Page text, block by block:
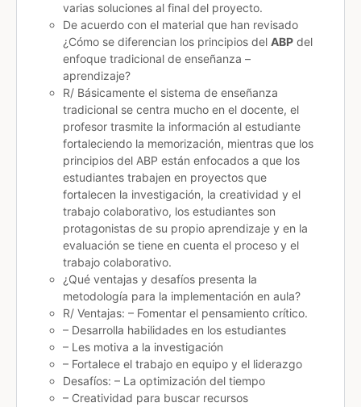
varias soluciones al final del proyecto.
De acuerdo con el material que han revisado
¿Cómo se diferencian los principios del ABP del
enfoque tradicional de enseñanza –
aprendizaje?
R/ Básicamente el sistema de enseñanza
tradicional se centra mucho en el docente, el
profesor trasmite la información al estudiante
fortaleciendo la memorización, mientras que los
principios del ABP están enfocados a que los
estudiantes trabajen en proyectos que
fortalecen la investigación, la creatividad y el
trabajo colaborativo, los estudiantes son
protagonistas de su propio aprendizaje y en la
evaluación se tiene en cuenta el proceso y el
trabajo colaborativo.
¿Qué ventajas y desafíos presenta la
metodología para la implementación en aula?
R/ Ventajas: – Fomentar el pensamiento crítico.
– Desarrolla habilidades en los estudiantes
– Les motiva a la investigación
– Fortalece el trabajo en equipo y el liderazgo
Desafíos: – La optimización del tiempo
– Creatividad para buscar recursos